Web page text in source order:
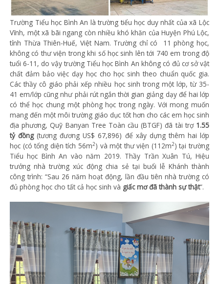
Trường Tiểu học Bình An là trường tiểu học duy nhất của xã Lộc
Vĩnh, một xã bãi ngang còn nhiều khó khăn của Huyện Phú Lộc,
tỉnh Thừa Thiên-Huế, Việt Nam. Trường chỉ có 11 phòng học,
không có thư viện trong khi số học sinh lên tới 740 em trong độ
tuổi 6-11, do vậy trường Tiểu học Bình An không có đủ cơ sở vật
chất đảm bảo việc dạy học cho học sinh theo chuẩn quốc gia.
Các thầy cô giáo phải xếp nhiều học sinh trong một lớp, từ 35-
41 em/lớp cũng như phải rút ngắn thời gian giảng dạy để hai lớp
có thể học chung một phòng học trong ngày. Với mong muốn
mang đến một môi trường giáo dục tốt hơn cho các em học sinh
địa phương, Quỹ Banyan Tree Toàn cầu (BTGF) đã tài trợ 1.55
tỷ đồng(tương đương US$ 67,896) để xây dựng thêm hai lớp
học (có tổng diện tích 56m2) và một thư viện (112m2) tại trường
Tiểu học Bình An vào năm 2019. Thầy Trần Xuân Tú, Hiệu
trưởng nhà trường xúc động chia sẻ tại buổi lễ Khánh thành
công trình: “Sau 26 năm hoạt động, lần đầu tiên nhà trường có
đủ phòng học cho tất cả học sinh và giấc mơ đã thành sự thật”.